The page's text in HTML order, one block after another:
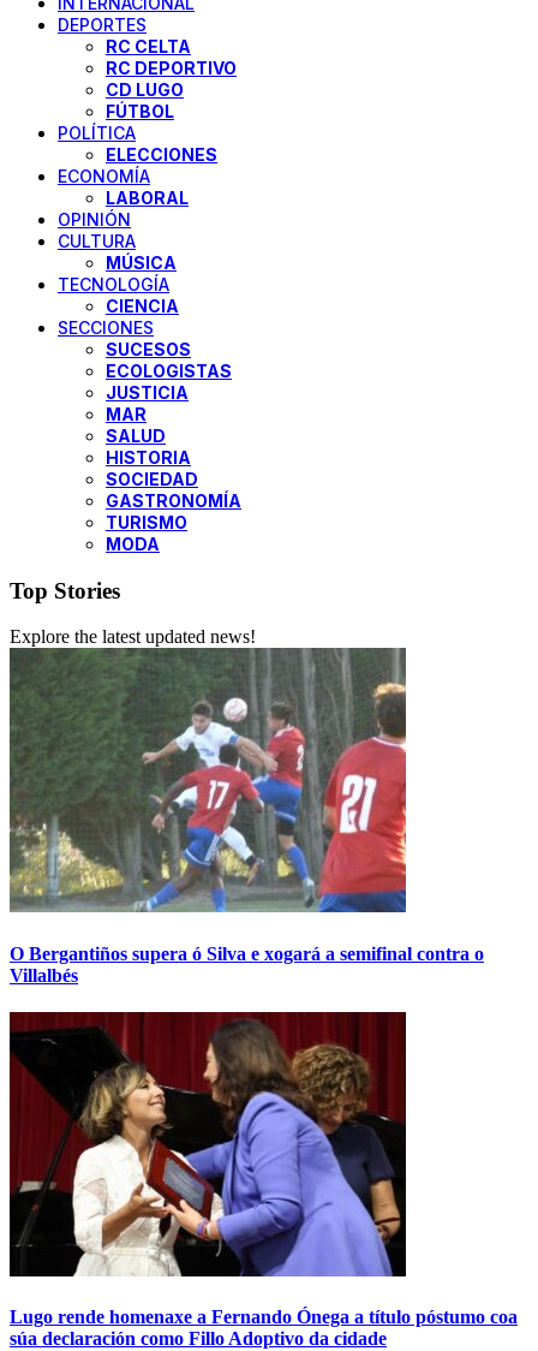
DEPORTES
RC CELTA
RC DEPORTIVO
CD LUGO
FÚTBOL
POLÍTICA
ELECCIONES
ECONOMÍA
LABORAL
OPINIÓN
CULTURA
MÚSICA
TECNOLOGÍA
CIENCIA
SECCIONES
SUCESOS
ECOLOGISTAS
JUSTICIA
MAR
SALUD
HISTORIA
SOCIEDAD
GASTRONOMÍA
TURISMO
MODA
Top Stories
Explore the latest updated news!
O Bergantiños supera ó Silva e xogará a semifinal contra o
Villalbés
Lugo rende homenaxe a Fernando Ónega a título póstumo coa
súa declaración como Fillo Adoptivo da cidade